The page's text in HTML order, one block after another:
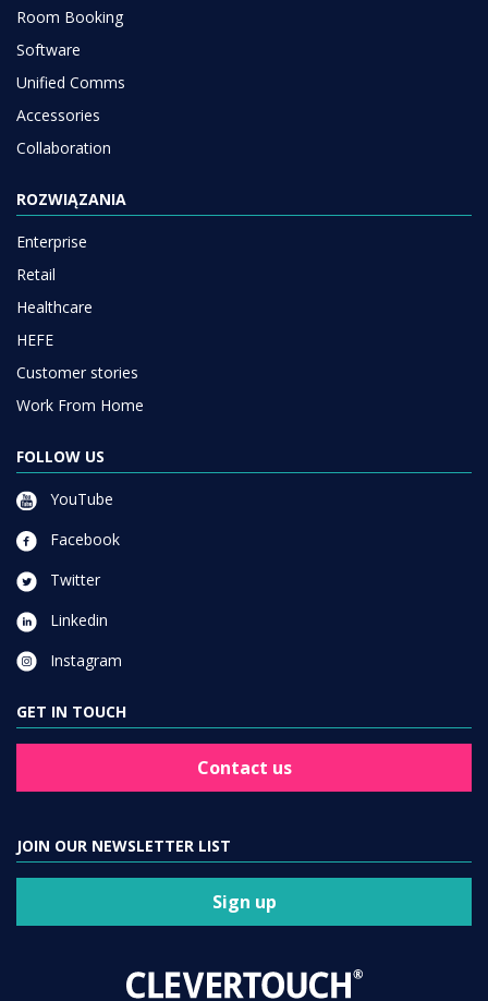
Room Booking
Software
Unified Comms
Accessories
Collaboration
ROZWIĄZANIA
Enterprise
Retail
Healthcare
HEFE
Customer stories
Work From Home
FOLLOW US
YouTube
Facebook
Twitter
Linkedin
Instagram
GET IN TOUCH
Contact us
JOIN OUR NEWSLETTER LIST
Sign up